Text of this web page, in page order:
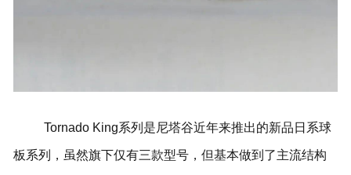
Tornado King系列是尼塔谷近年来推出的新品日系球
板系列，虽然旗下仅有三款型号，但基本做到了主流结构